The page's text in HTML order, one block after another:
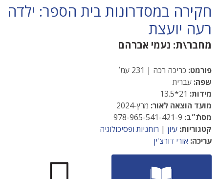
חקירה במסדרונות בית הספר: ילדה
רעה יועצת
מחבר\ת: נעמי אברהם
פורמט: כריכה רכה | 231 עמ׳
שפה: עברית
מידות:
מועד הוצאה לאור: מרץ-2024
מסתֿ״ב:
קטגוריות: עיון | רוחניות ופסיכולוגיה
עריכה: אורי דורצ'ין